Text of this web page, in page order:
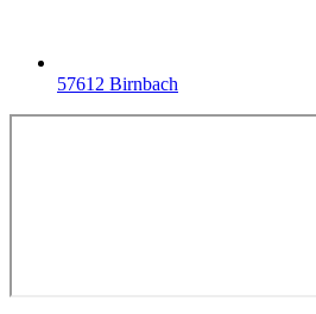
57612 Birnbach